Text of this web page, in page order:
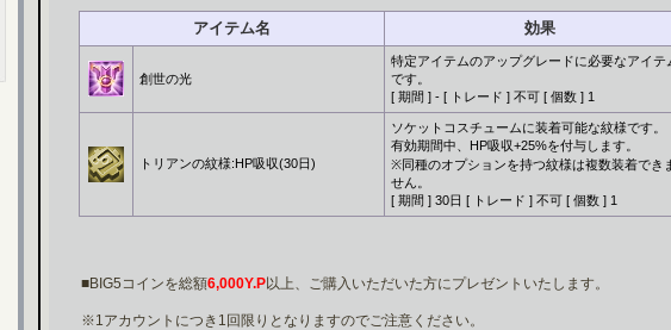
アイテム名 効果
創世の光
特定アイテムのアップグレードに必要なアイテ
です。
[ 期間 ] - [ トレード ] 不可 [ 個数 ] 1
トリアンの紋様:HP吸収(30日)
ソケットコスチュームに装着可能な紋様です。
有効期間中、HP吸収+25%を付与します。
※同種のオプションを持つ紋様は複数装着でき
せん。
[ 期間 ] 30日 [ トレード ] 不可 [ 個数 ] 1
■BIG5コインを総額6,000Y.P以上、ご購入いただいた方にプレゼントいたします。
※1アカウントにつき1回限りとなりますのでご注意ください。